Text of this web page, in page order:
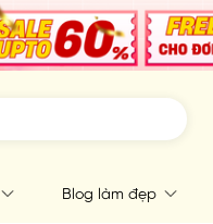
Blog làm đẹp